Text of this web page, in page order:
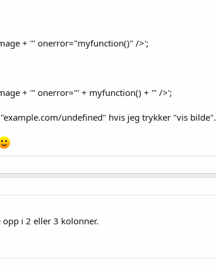
+ '" onerror="myfunction()" />';
+ '" onerror="' + myfunction() + '" />';
undefined" hvis jeg trykker "vis bilde".
opp i 2 eller 3 kolonner.